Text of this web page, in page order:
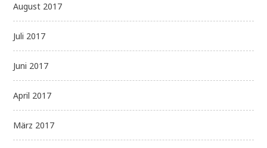
August 2017
Juli 2017
Juni 2017
April 2017
März 2017